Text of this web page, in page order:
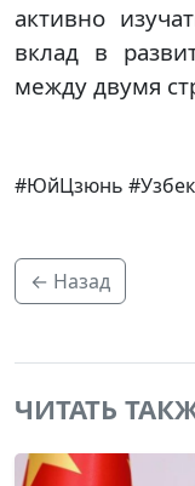
активно
вклад в
между двумя
#ЮйЦзюнь
← Назад
ЧИТАТЬ